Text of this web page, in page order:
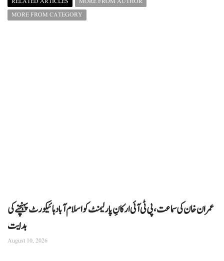
MORE FROM CATEGORY
عمران خان کی سماعت، پی ٹی آئی ارکانِ پارلیمنٹ کو اسلام آباد ہائیکورٹ پہنچنے کی
ہدایت
August 10, 2026